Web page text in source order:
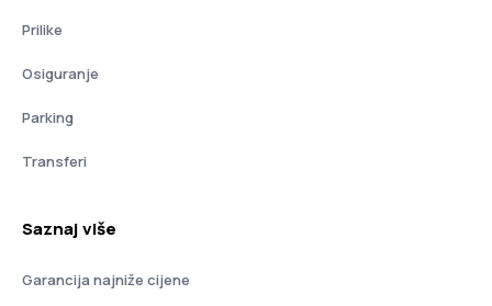
Prilike
Osiguranje
Parking
Transferi
Saznaj više
Garancija najniže cijene